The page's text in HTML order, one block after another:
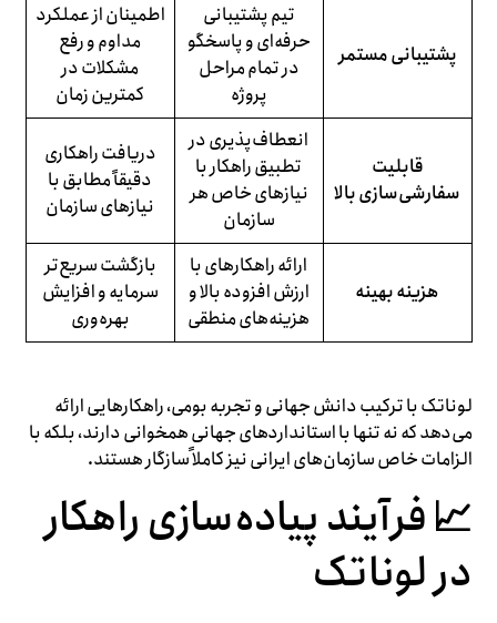
پشتیبانی مستمر
تیم پشتیبانی
حرفه‌ای و پاسخگو
در تمام مراحل
پروژه
اطمینان از عملکرد
مداوم و رفع
مشکلات در
کمترین زمان
قابلیت
سفارشی‌سازی بالا
انعطاف‌پذیری در
تطبیق راهکار با
نیازهای خاص هر
سازمان
دریافت راهکاری
دقیقاً مطابق با
نیازهای سازمان
هزینه بهینه
ارائه راهکارهای با
ارزش افزوده بالا و
هزینه‌های منطقی
بازگشت سریع‌تر
سرمایه و افزایش
بهره‌وری
لوناتک با ترکیب دانش جهانی و تجربه بومی، راهکارهایی ارائه
می‌دهد که نه تنها با استانداردهای جهانی همخوانی دارند، بلکه با
الزامات خاص سازمان‌های ایرانی نیز کاملاً سازگار هستند.
📈 فرآیند پیاده‌سازی راهکار
در لوناتک